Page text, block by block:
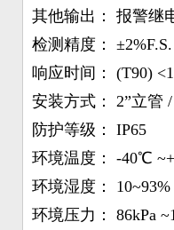
其他输出： 报警继
检测精度： ±2%F.S.
响应时间： (T90)
安装方式： 2”立管
防护等级： IP65
环境温度： -40℃
环境湿度： 10~93%
环境压力： 86kPa